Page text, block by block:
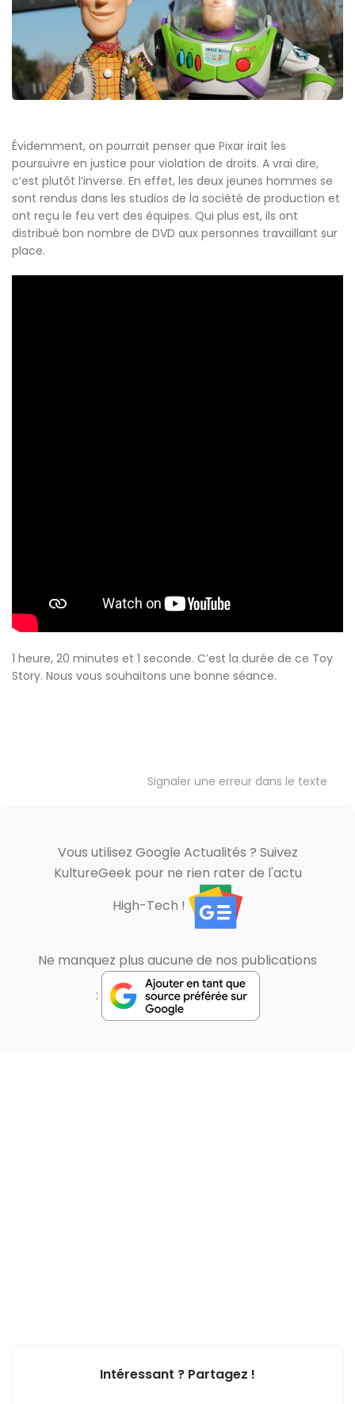
Évidemment, on pourrait penser que Pixar irait les
poursuivre en justice pour violation de droits. A vrai dire,
c’est plutôt l’inverse. En effet, les deux jeunes hommes se
sont rendus dans les studios de la société de production et
ont reçu le feu vert des équipes. Qui plus est, ils ont
distribué bon nombre de DVD aux personnes travaillant sur
place.
1 heure, 20 minutes et 1 seconde. C’est la durée de ce Toy
Story. Nous vous souhaitons une bonne séance.
Signaler une erreur dans le texte
Vous utilisez Google Actualités ? Suivez
KultureGeek pour ne rien rater de l'actu
High-Tech !
Ne manquez plus aucune de nos publications
:
Intéressant ? Partagez !